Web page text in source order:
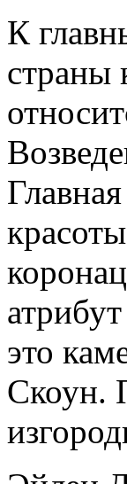
К
страны
это
Скоун.